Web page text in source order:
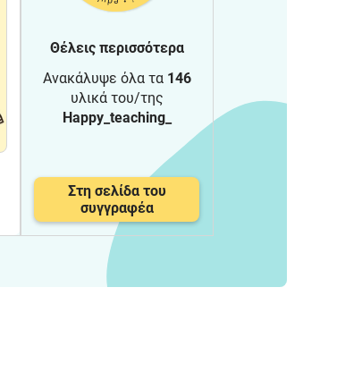
Θέλεις περισσότερα
Ανακάλυψε όλα τα 146
υλικά του/της
Happy_teaching_
Στη σελίδα του
συγγραφέα